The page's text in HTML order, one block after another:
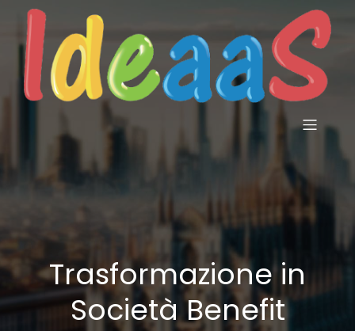
Trasformazione in
Società Benefit